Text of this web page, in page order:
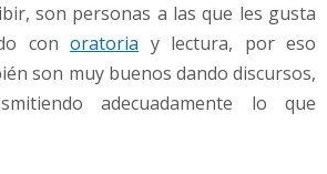
son personas a las que les gusta
con oratoria y lectura, por eso
son muy buenos dando discursos,
adecuadamente lo que